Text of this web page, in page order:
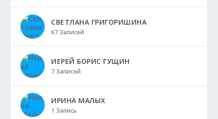
СВЕТЛАНА ГРИГОРИШИНА
67 Записей
ИЕРЕЙ БОРИС ГУЩИН
7 Записей
ИРИНА МАЛЫХ
1 Запись